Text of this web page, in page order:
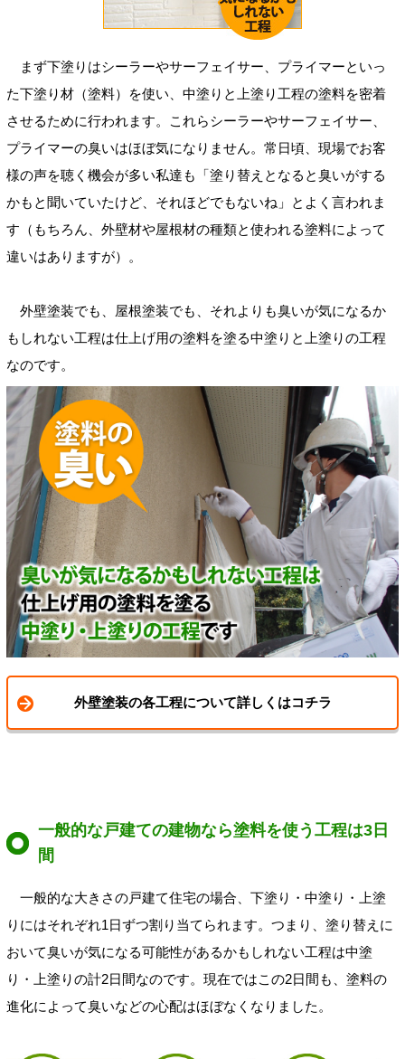
まず下塗りはシーラーやサーフェイサー、プライマーといっ
た下塗り材（塗料）を使い、中塗りと上塗り工程の塗料を密着
させるために行われます。これらシーラーやサーフェイサー、
プライマーの臭いはほぼ気になりません。常日頃、現場でお客
様の声を聴く機会が多い私達も「塗り替えとなると臭いがする
かもと聞いていたけど、それほどでもないね」とよく言われま
す（もちろん、外壁材や屋根材の種類と使われる塗料によって
違いはありますが）。
外壁塗装でも、屋根塗装でも、それよりも臭いが気になるか
もしれない工程は仕上げ用の塗料を塗る中塗りと上塗りの工程
なのです。
外壁塗装の各工程について詳しくはコチラ
一般的な戸建ての建物なら塗料を使う工程は3日
間
一般的な大きさの戸建て住宅の場合、下塗り・中塗り・上塗
りにはそれぞれ1日ずつ割り当てられます。つまり、塗り替えに
おいて臭いが気になる可能性があるかもしれない工程は中塗
り・上塗りの計2日間なのです。現在ではこの2日間も、塗料の
進化によって臭いなどの心配はほぼなくなりました。